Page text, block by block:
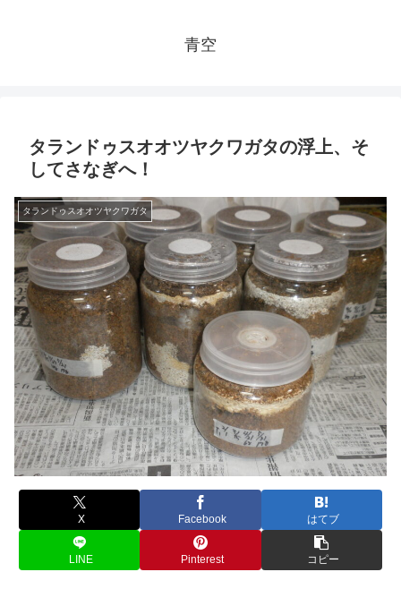
青空
タランドゥスオオツヤクワガタの浮上、そ
してさなぎへ！
タランドゥスオオツヤクワガタ
X Facebook はてブ
LINE Pinterest コピー